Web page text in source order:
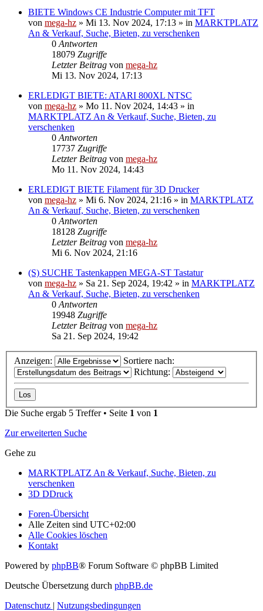
BIETE Windows CE Industrie Computer mit TFT
von mega-hz » Mi 13. Nov 2024, 17:13 » in MARKTPLATZ
An & Verkauf, Suche, Bieten, zu verschenken
0 Antworten
18079 Zugriffe
Letzter Beitrag von mega-hz
Mi 13. Nov 2024, 17:13
ERLEDIGT BIETE: ATARI 800XL NTSC
von mega-hz » Mo 11. Nov 2024, 14:43 » in
MARKTPLATZ An & Verkauf, Suche, Bieten, zu
verschenken
0 Antworten
17737 Zugriffe
Letzter Beitrag von mega-hz
Mo 11. Nov 2024, 14:43
ERLEDIGT BIETE Filament für 3D Drucker
von mega-hz » Mi 6. Nov 2024, 21:16 » in MARKTPLATZ
An & Verkauf, Suche, Bieten, zu verschenken
0 Antworten
18128 Zugriffe
Letzter Beitrag von mega-hz
Mi 6. Nov 2024, 21:16
(S) SUCHE Tastenkappen MEGA-ST Tastatur
von mega-hz » Sa 21. Sep 2024, 19:42 » in MARKTPLATZ
An & Verkauf, Suche, Bieten, zu verschenken
0 Antworten
19948 Zugriffe
Letzter Beitrag von mega-hz
Sa 21. Sep 2024, 19:42
Anzeigen:
Sortiere nach:
Richtung:
Die Suche ergab 5 Treffer • Seite 1 von 1
Zur erweiterten Suche
Gehe zu
MARKTPLATZ An & Verkauf, Suche, Bieten, zu
verschenken
3D DDruck
Foren-Übersicht
Alle Zeiten sind UTC+02:00
Alle Cookies löschen
Kontakt
Powered by phpBB® Forum Software © phpBB Limited
Deutsche Übersetzung durch phpBB.de
Datenschutz | Nutzungsbedingungen